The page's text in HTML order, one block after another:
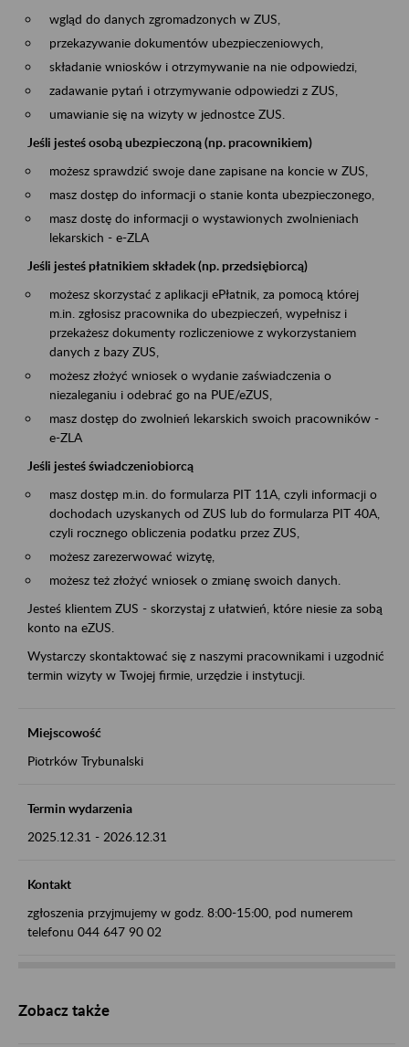
wgląd do danych zgromadzonych w ZUS,
przekazywanie dokumentów ubezpieczeniowych,
składanie wniosków i otrzymywanie na nie odpowiedzi,
zadawanie pytań i otrzymywanie odpowiedzi z ZUS,
umawianie się na wizyty w jednostce ZUS.
Jeśli jesteś osobą ubezpieczoną (np. pracownikiem)
możesz sprawdzić swoje dane zapisane na koncie w ZUS,
masz dostęp do informacji o stanie konta ubezpieczonego,
masz dostę do informacji o wystawionych zwolnieniach
lekarskich - e-ZLA
Jeśli jesteś płatnikiem składek (np. przedsiębiorcą)
możesz skorzystać z aplikacji ePłatnik, za pomocą której
m.in. zgłosisz pracownika do ubezpieczeń, wypełnisz i
przekażesz dokumenty rozliczeniowe z wykorzystaniem
danych z bazy ZUS,
możesz złożyć wniosek o wydanie zaświadczenia o
niezaleganiu i odebrać go na PUE/eZUS,
masz dostęp do zwolnień lekarskich swoich pracowników -
e-ZLA
Jeśli jesteś świadczeniobiorcą
masz dostęp m.in. do formularza PIT 11A, czyli informacji o
dochodach uzyskanych od ZUS lub do formularza PIT 40A,
czyli rocznego obliczenia podatku przez ZUS,
możesz zarezerwować wizytę,
możesz też złożyć wniosek o zmianę swoich danych.
Jesteś klientem ZUS - skorzystaj z ułatwień, które niesie za sobą
konto na eZUS.
Wystarczy skontaktować się z naszymi pracownikami i uzgodnić
termin wizyty w Twojej firmie, urzędzie i instytucji.
Miejscowość
Piotrków Trybunalski
Termin wydarzenia
2025.12.31 - 2026.12.31
Kontakt
zgłoszenia przyjmujemy w godz. 8:00-15:00, pod numerem
telefonu 044 647 90 02
Zobacz także